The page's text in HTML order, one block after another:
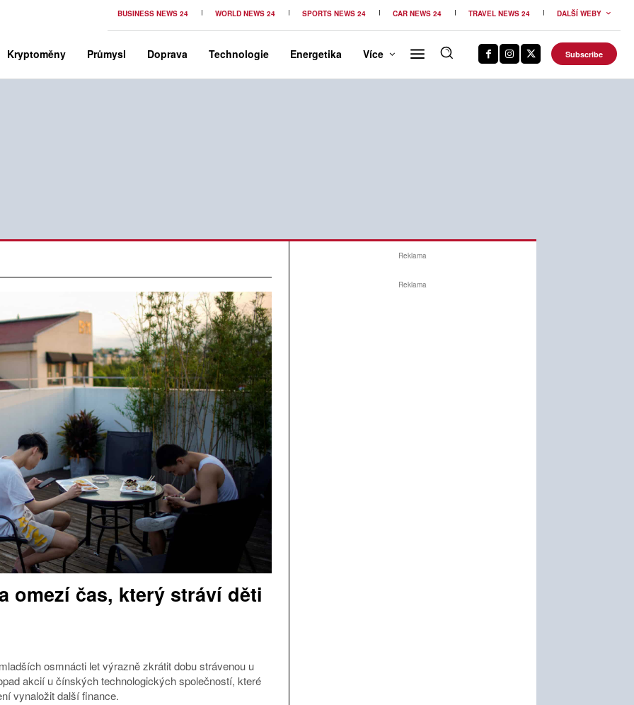
BUSINESS NEWS 24 WORLD NEWS 24 SPORTS NEWS 24 CAR NEWS 24 TRAVEL NEWS 24 DALŠÍ WEBY
Kryptoměny Průmysl Doprava Technologie Energetika Více Subscribe
omezí čas, který stráví děti
osmnácti let výrazně zkrátit dobu strávenou u
akcií u čínských technologických společností, které
vynaložit další finance.
Reklama
Reklama